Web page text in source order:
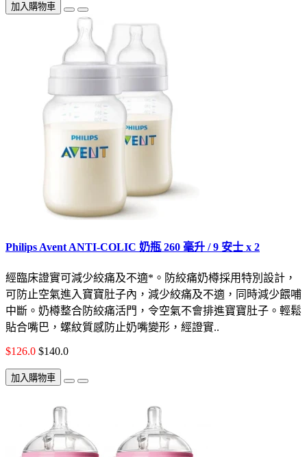
加入購物車
Philips Avent ANTI-COLIC 奶瓶 260 毫升 / 9 安士 x 2
經臨床證實可減少絞痛及不適*。防絞痛奶樽採用特別設計，
可防止空氣進入寶寶肚子內，減少絞痛及不適，同時減少餵哺
中斷。奶樽整合防絞痛活門，令空氣不會排進寶寶肚子。輕鬆
貼合嘴巴，螺紋質感防止奶嘴變形，經證實..
$126.0 $140.0
加入購物車